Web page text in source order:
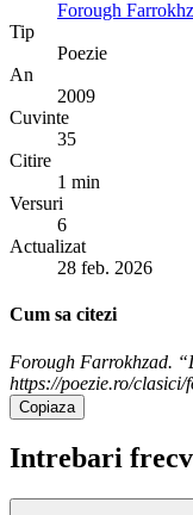
Forough
Tip
Poezie
An
2009
Cuvinte
35
Citire
1 min
Versuri
6
Actualizat
28 feb. 2026
Cum sa citezi
Forough Farrokhzad.
https://poezie.ro/
Copiaza
Intrebari